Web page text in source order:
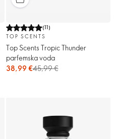
(11)
TOP SCENTS
Top Scents Tropic Thunder
parfemska voda
38,99 €45,99 €